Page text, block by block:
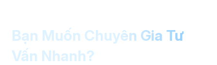
Bạn Muốn Chuyên Gia Tư
Vấn Nhanh?